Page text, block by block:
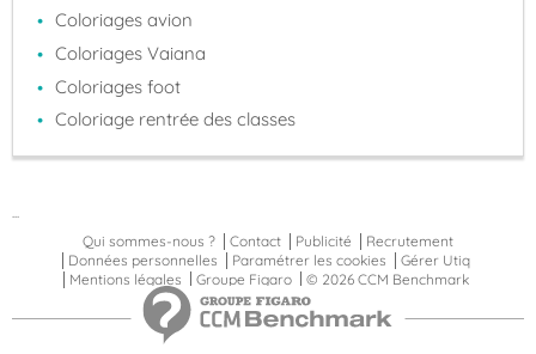
Coloriages avion
Coloriages Vaiana
Coloriages foot
Coloriage rentrée des classes
Qui sommes-nous ?
Contact Publicité
Recrutement
Données personnelles
Paramétrer les cookies
Gérer Utiq
Mentions légales
Groupe Figaro © 2026 CCM Benchmark